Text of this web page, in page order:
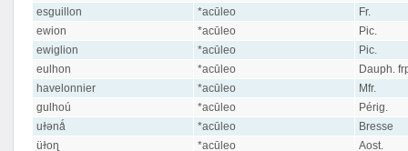
esguillon
*acūleo
Fr.
ewion
*acūleo
Pic.
ewiglion
*acūleo
Pic.
eulhon
*acūleo
Dauph.
havelonnier
*acūleo
Mfr.
gulhoú
*acūleo
Périg.
uɫənǻ
*acūleo
Bresse
üɫoɳ
*acūleo
Aost.